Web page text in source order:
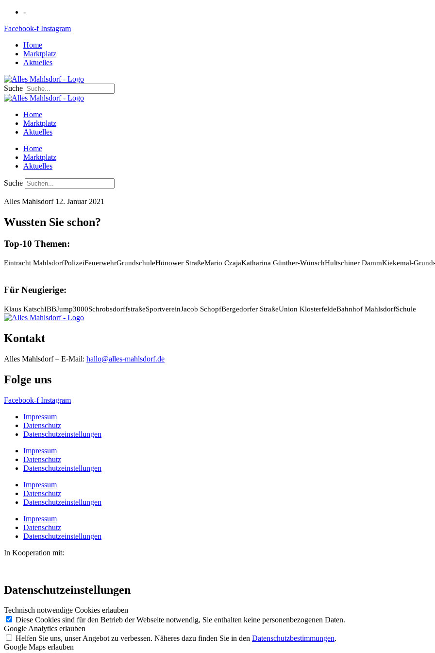
Zum
springen
-
Facebook-f Instagram
Home
Marktplatz
Aktuelles
Suche
Home
Marktplatz
Aktuelles
Home
Marktplatz
Aktuelles
Suche
Alles Mahlsdorf 12. Januar 2021
Wussten Sie schon?
Top-10 Themen:
Eintracht MahlsdorfPolizeiFeuerwehrGrundschuleHönower StraßeMario CzajaKatharina Günther-WünschHultschiner DammKiekemal-
Für Neugierige:
Klaus KatschIBBJump3000SchrobsdorffstraßeSportvereinJacob SchopfBergedorfer StraßeUnion KlosterfeldeBahnhof MahlsdorfSchule
Kontakt
Alles Mahlsdorf – E-Mail: hallo@alles-mahlsdorf.de
Folge uns
Facebook-f Instagram
Impressum
Datenschutz
Datenschutzeinstellungen
Impressum
Datenschutz
Datenschutzeinstellungen
Impressum
Datenschutz
Datenschutzeinstellungen
Impressum
Datenschutz
Datenschutzeinstellungen
In Kooperation mit:
Datenschutzeinstellungen
Technisch notwendige Cookies erlauben
Diese Cookies sind für den Betrieb der Webseite notwendig, Sie enthalten keine personenbezogenen Daten.
Google Analytics erlauben
Helfen Sie uns, unser Angebot zu verbessen. Näheres dazu finden Sie in den Datenschutzbestimmungen.
Google Maps erlauben